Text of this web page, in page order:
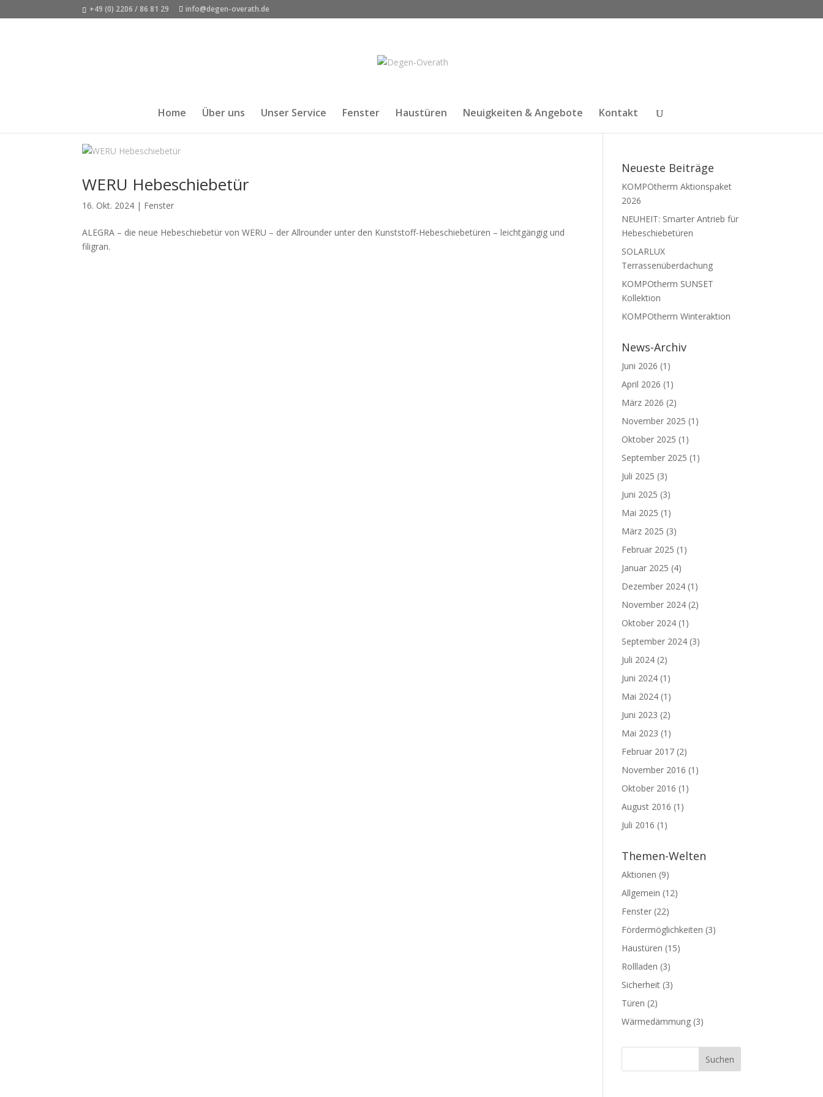
+49 (0) 2206 / 86 81 29 info@degen-overath.de
Home Über uns Unser Service Fenster Haustüren Neuigkeiten & Angebote Kontakt
WERU Hebeschiebetür
16. Okt. 2024 | Fenster
ALEGRA – die neue Hebeschiebetür von WERU – der Allrounder unter den Kunststoff-Hebeschiebetüren – leichtgängig und
filigran.
Neueste Beiträge
KOMPOtherm Aktionspaket
2026
NEUHEIT: Smarter Antrieb für
Hebeschiebetüren
SOLARLUX
Terrassenüberdachung
KOMPOtherm SUNSET
Kollektion
KOMPOtherm Winteraktion
News-Archiv
Juni 2026 (1)
April 2026 (1)
März 2026 (2)
November 2025 (1)
Oktober 2025 (1)
September 2025 (1)
Juli 2025 (3)
Juni 2025 (3)
Mai 2025 (1)
März 2025 (3)
Februar 2025 (1)
Januar 2025 (4)
Dezember 2024 (1)
November 2024 (2)
Oktober 2024 (1)
September 2024 (3)
Juli 2024 (2)
Juni 2024 (1)
Mai 2024 (1)
Juni 2023 (2)
Mai 2023 (1)
Februar 2017 (2)
November 2016 (1)
Oktober 2016 (1)
August 2016 (1)
Juli 2016 (1)
Themen-Welten
Aktionen (9)
Allgemein (12)
Fenster (22)
Fördermöglichkeiten (3)
Haustüren (15)
Rollladen (3)
Sicherheit (3)
Türen (2)
Wärmedämmung (3)